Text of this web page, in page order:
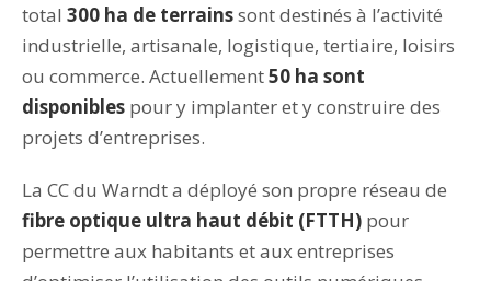
total 300 ha de terrainssont destinés à l’activité
industrielle, artisanale, logistique, tertiaire, loisirs
ou commerce. Actuellement50 ha sont
disponibles pour y implanter et y construire des
projets d’entreprises.
La CC du Warndt a déployé son propre réseau de
fibre optique ultra haut débit (FTTH) pour
permettre aux habitants et aux entreprises